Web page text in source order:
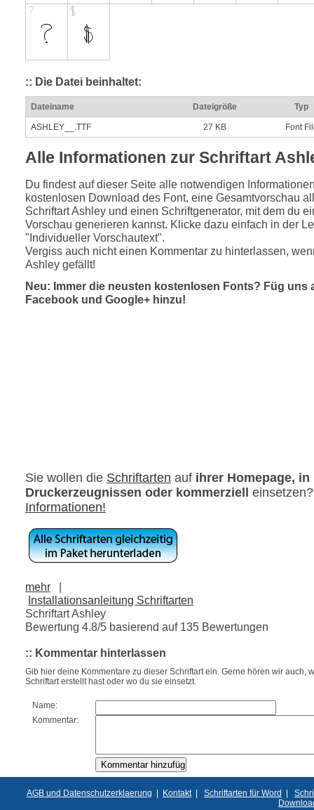
:: Die Datei beinhaltet:
Dateiname Dateigröße Typ
ASHLEY__.TTF 27 KB Font
Alle Informationen zur Schriftart
Du findest auf dieser Seite alle notwendigen
kostenlosen Download des Font, eine Gesamtvorschau
Schriftart Ashley und einen Schriftgenerator, mit dem du
Vorschau generieren kannst. Klicke dazu einfach in der
"Individueller Vorschautext".
Vergiss auch nicht einen Kommentar zu hinterlassen,
Ashley gefällt!
Neu: Immer die neusten kostenlosen Fonts? Füg uns
Facebook und Google+ hinzu!
Sie wollen die Schriftarten auf ihrer Homepage, in
Druckerzeugnissen oder kommerziell
Informationen!
mehr
|
Installationsanleitung Schriftarten
Schriftart Ashley
Bewertung 4.8/5 basierend auf 135 Bewertungen
:: Kommentar hinterlassen
Gib hier deine Kommentare zu dieser Schriftart ein. Gerne hören wir auch,
Schriftart erstellt hast oder wo du sie einsetzt.
Name:
Kommentar:
AGB und Datenschutzerklaerung | Kontakt| Schriftarten für Word |